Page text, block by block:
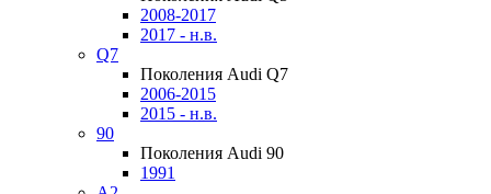
2008-2017
2017 - н.в.
Q7
Поколения Audi Q7
2006-2015
2015 - н.в.
90
Поколения Audi 90
1991